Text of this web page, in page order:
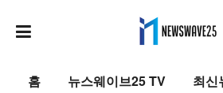
홈 뉴스웨이브25 TV 최신